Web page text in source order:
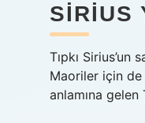
SIRIUS
Tıpkı
Maoriler için de
anlamına gelen